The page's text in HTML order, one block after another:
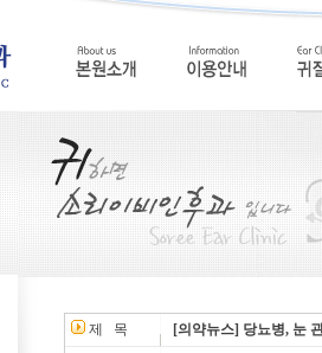
제 목
[의약뉴스] 당뇨병, 눈